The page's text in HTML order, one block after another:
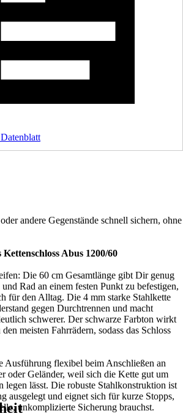
andere Gegenstände schnell sichern, ohne
Abus 1200/60
Die 60 cm Gesamtlänge gibt Dir genug
Rad an einem festen Punkt zu befestigen,
für den Alltag. Die 4 mm starke Stahlkette
gegen Durchtrennen und macht
schwerer. Der schwarze Farbton wirkt
meisten Fahrrädern, sodass das Schloss
Ausführung flexibel beim Anschließen an
oder Geländer, weil sich die Kette gut um
legen lässt. Die robuste Stahlkonstruktion ist
ausgelegt und eignet sich für kurze Stopps,
unkomplizierte Sicherung brauchst.